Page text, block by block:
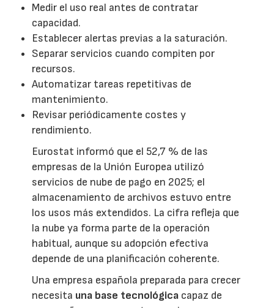
Medir el uso real antes de contratar
capacidad.
Establecer alertas previas a la saturación.
Separar servicios cuando compiten por
recursos.
Automatizar tareas repetitivas de
mantenimiento.
Revisar periódicamente costes y
rendimiento.
Eurostat informó que el 52,7 % de las
empresas de la Unión Europea utilizó
servicios de nube de pago en 2025; el
almacenamiento de archivos estuvo entre
los usos más extendidos. La cifra refleja que
la nube ya forma parte de la operación
habitual, aunque su adopción efectiva
depende de una planificación coherente.
Una empresa española preparada para crecer
necesita una base tecnológica capaz de